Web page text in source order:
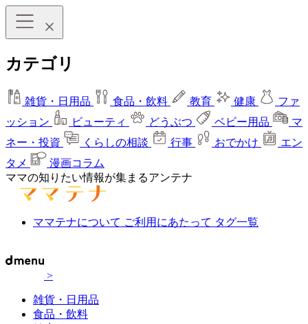
カテゴリ
雑貨・日用品 食品・飲料 教育 健康
ファ
ッション
ビューティ どうぶつ ベビー用品
マ
ネー・投資
くらしの相談 行事 おでかけ
エン
タメ
漫画コラム
ママの知りたい情報が集まるアンテナ
ママテナについて ご利用にあたって タグ一覧
>
雑貨・日用品
食品・飲料